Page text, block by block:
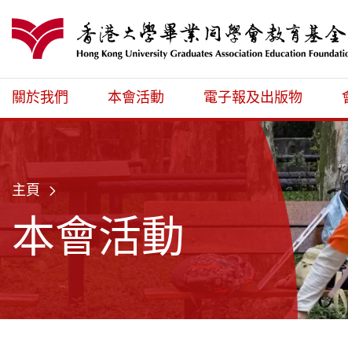
港大同學會教
關於我們 本會活動 電子報及出版物
主頁
本會活動